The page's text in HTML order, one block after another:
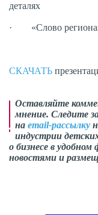
деталях
· «Слово
СКАЧАТЬ
Оставляйте
мнение. Следите
на email-рассылку
индустрии
о бизнесе в
новостями и